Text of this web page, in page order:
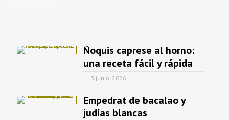
Ñoquis caprese al horno:
una receta fácil y rápida
3 junio, 2026
Empedrat de bacalao y
judías blancas